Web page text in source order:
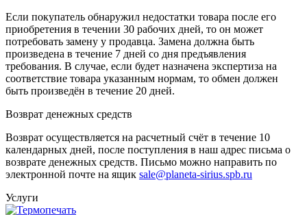
Если покупатель обнаружил недостатки товара после его
приобретения в течении 30 рабочих дней, то он может
потребовать замену у продавца. Замена должна быть
произведена в течение 7 дней со дня предъявления
требования. В случае, если будет назначена экспертиза на
соответствие товара указанным нормам, то обмен должен
быть произведён в течение 20 дней.
Возврат денежных средств
Возврат осуществляется на расчетный счёт в течение 10
календарных дней, после поступления в наш адрес письма о
возврате денежных средств. Письмо можно направить по
электронной почте на ящик sale@planeta-sirius.spb.ru
Услуги